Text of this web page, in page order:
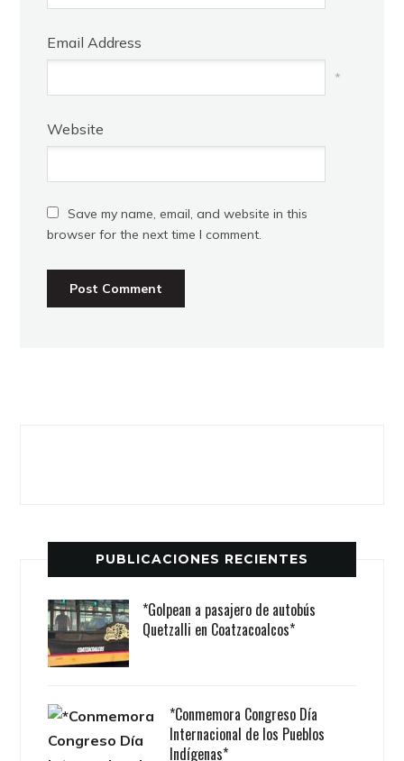
Email Address
*
Website
Save my name, email, and website in this
browser for the next time I comment.
PUBLICACIONES RECIENTES
*Golpean a pasajero de autobús
Quetzalli en Coatzacoalcos*
*Conmemora Congreso Día
Internacional de los Pueblos
Indígenas*